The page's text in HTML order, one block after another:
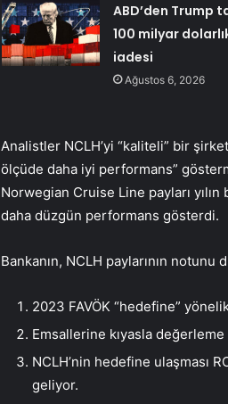
ABD’den Trump
100 milyar
iadesi
Ağustos 6, 2026
Analistler NCLH’yi “kaliteli” bir
ölçüde daha iyi performans”
Norwegian Cruise Line payları yılın
daha düzgün performans gösterdi.
Bankanın, NCLH paylarının
2023 FAVÖK “hedefine”
Emsallerine kıyasla
NCLH’nin hedefine ulaşması
geliyor.